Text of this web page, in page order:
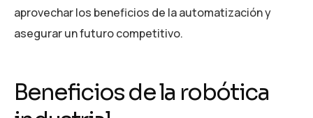
aprovechar los beneficios de la automatización y
asegurar un futuro competitivo.
Beneficios de la robótica